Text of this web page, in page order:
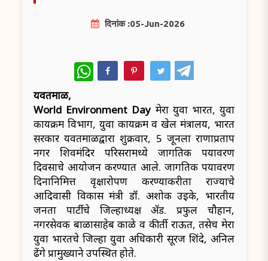
दिनांक :05-Jun-2026
WhatsApp
यवतमाळ,
World Environment Day मेरा युवा भारत, युवा
कार्यक्रम विभाग, युवा कार्यक्रम व खेल मंत्रालय, भारत
सरकार यवतमाळद्वारा शुक्रवार, 5 जूनला राणाप्रताप
नगर शिवमंदिर परिसरामध्ये जागतिक पर्यावरण
दिवसाचे आयोजन करण्यात आले. जागतिक पर्यावरण
दिनानिमित्त वृक्षारोपण करण्याकरीता राज्याचे
आदिवासी विकास मंत्री डॉ. अशोक उईके, भारतीय
जनता पार्टीचे जिल्हाध्यक्ष अ‍ॅड. प्रफुल चौहान,
नगरसेवक बाळासाहेब काळे व कीर्ती राऊत, तसेच मेरा
युवा भारतचे जिल्हा युवा अधिकारी सूरज शिंदे, अनिल
ढेंगे प्रामुख्याने उपस्थित होते.